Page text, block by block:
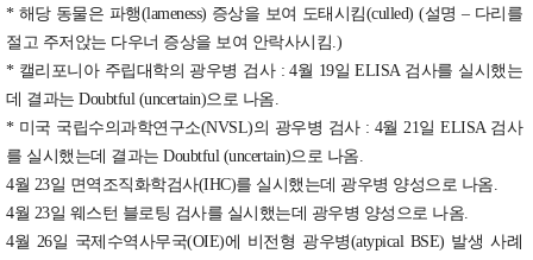
* 해당 동물은 파행(lameness) 증상을 보여 도태시킴(culled) (설명 – 다리를
절고 주저앉는 다우너 증상을 보여 안락사시킴.)
* 캘리포니아 주립대학의 광우병 검사 : 4월 19일 ELISA 검사를 실시했는
데 결과는 Doubtful (uncertain)으로 나옴.
* 미국 국립수의과학연구소(NVSL)의 광우병 검사 : 4월 21일 ELISA 검사
를 실시했는데 결과는 Doubtful (uncertain)으로 나옴.
4월 23일 면역조직화학검사(IHC)를 실시했는데 광우병 양성으로 나옴.
4월 23일 웨스턴 블로팅 검사를 실시했는데 광우병 양성으로 나옴.
4월 26일 국제수역사무국(OIE)에 비전형 광우병(atypical BSE) 발생 사례